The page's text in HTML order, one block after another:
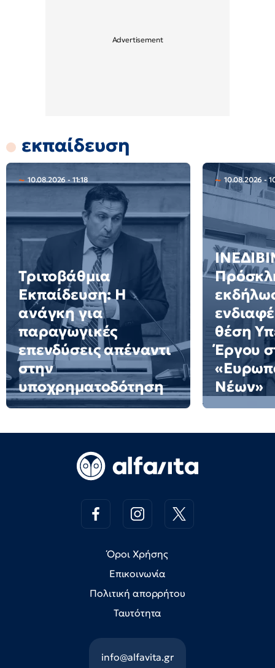
εκπαίδευση
10.08.2026 - 11:18
Τριτοβάθμια
Εκπαίδευση: Η
ανάγκη για
παραγωγικές
επενδύσεις απέναντι
στην
υποχρηματοδότηση
10.08.2026 -
θέση
Έργου
Νέων»
Όροι Χρήσης
Επικοινωνία
Πολιτική απορρήτου
Ταυτότητα
info@alfavita.gr